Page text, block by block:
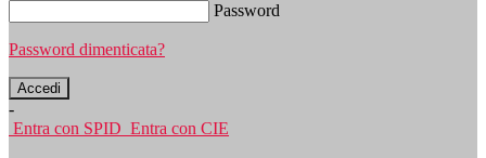
Password
Password dimenticata?
-
Entra con SPID Entra con CIE